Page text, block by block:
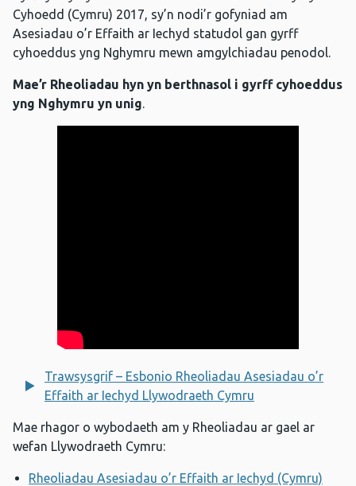
Cyhoedd (Cymru) 2017, sy’n nodi’r gofyniad am
Asesiadau o’r Effaith ar Iechyd statudol gan gyrff
cyhoeddus yng Nghymru mewn amgylchiadau penodol.
Mae’r Rheoliadau hyn yn berthnasol i gyrff cyhoeddus
yng Nghymru yn unig.
Trawsysgrif – Esbonio Rheoliadau Asesiadau o’r
Effaith ar Iechyd Llywodraeth Cymru
Mae rhagor o wybodaeth am y Rheoliadau ar gael ar
wefan Llywodraeth Cymru:
Rheoliadau Asesiadau o’r Effaith ar Iechyd (Cymru)